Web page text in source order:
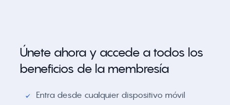
Únete ahora y accede a todos los
beneficios de la membresía
Entra desde cualquier dispositivo móvil